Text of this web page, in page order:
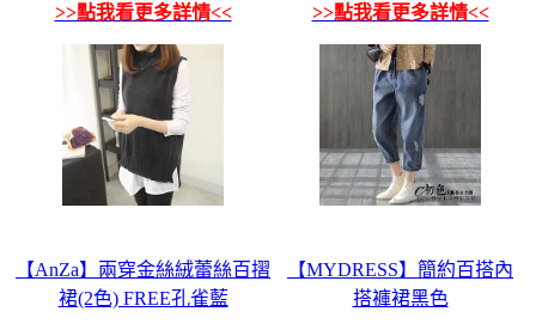
>>點我看更多詳情<< >>點我看更多詳情<<
【AnZa】兩穿金絲絨蕾絲百摺
裙(2色) FREE孔雀藍
【MYDRESS】簡約百搭內
搭褲裙黑色